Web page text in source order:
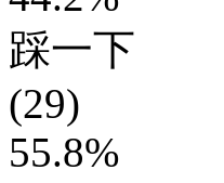
踩一下
(29)
55.8%